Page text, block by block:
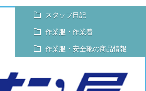
スタッフ日記
作業服・作業着
作業服・安全靴の商品情報